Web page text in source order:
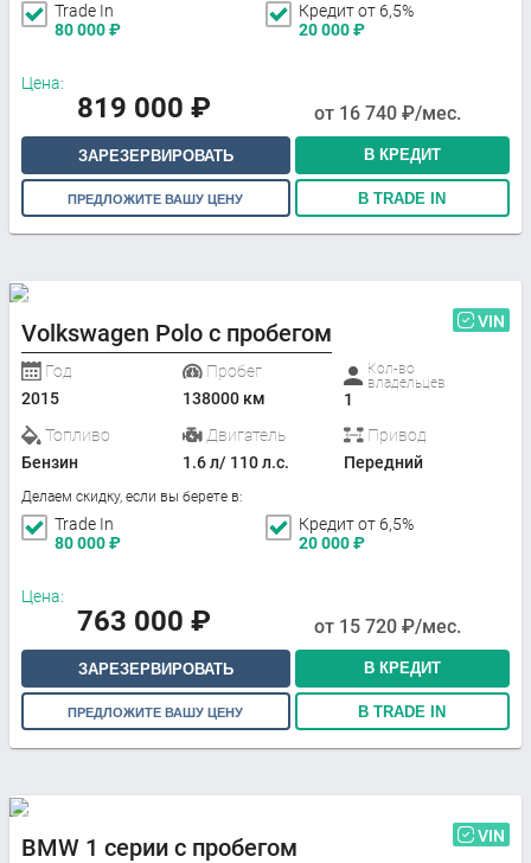
Trade In
80 000₽
Кредит от 6,5%
20 000₽
Цена:
819 000 ₽ от 16 740 ₽/мес.
ЗАРЕЗЕРВИРОВАТЬ В КРЕДИТ
ПРЕДЛОЖИТЕ ВАШУ ЦЕНУ В TRADE IN
Volkswagen Polo с пробегом VIN
Год
2015
Пробег
138000 км
Кол-во
владельцев
1
Топливо
Бензин
Двигатель
1.6 л/ 110 л.с.
Привод
Передний
Делаем скидку, если вы берете в:
Trade In
80 000₽
Кредит от 6,5%
20 000₽
Цена:
763 000 ₽ от 15 720 ₽/мес.
ЗАРЕЗЕРВИРОВАТЬ В КРЕДИТ
ПРЕДЛОЖИТЕ ВАШУ ЦЕНУ В TRADE IN
BMW 1 серии с пробегом VIN